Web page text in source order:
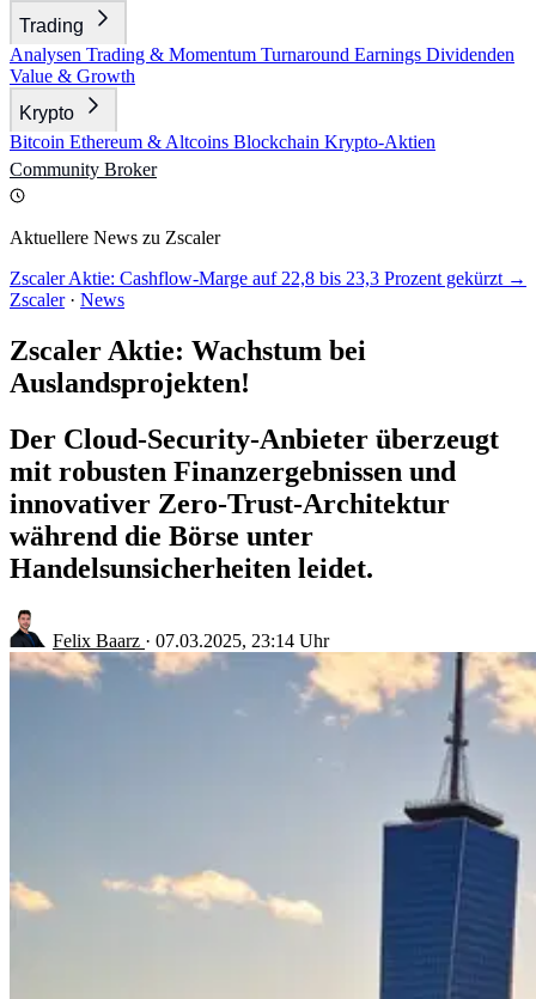
Trading
Analysen Trading & Momentum Turnaround Earnings Dividenden
Value & Growth
Krypto
Bitcoin Ethereum & Altcoins Blockchain Krypto-Aktien
Community Broker
Aktuellere News zu Zscaler
Zscaler Aktie: Cashflow-Marge auf 22,8 bis 23,3 Prozent gekürzt →
Zscaler · News
Zscaler Aktie: Wachstum bei
Auslandsprojekten!
Der Cloud-Security-Anbieter überzeugt
mit robusten Finanzergebnissen und
innovativer Zero-Trust-Architektur
während die Börse unter
Handelsunsicherheiten leidet.
Felix Baarz · 07.03.2025, 23:14 Uhr